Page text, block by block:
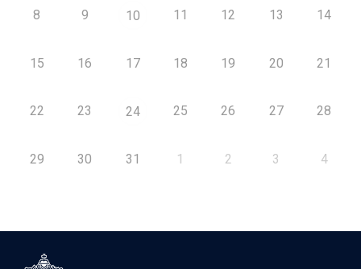
8 9 10 11 12 13 14
15 16 17 18 19 20 21
22 23 24 25 26 27 28
29 30 31 1 2 3 4